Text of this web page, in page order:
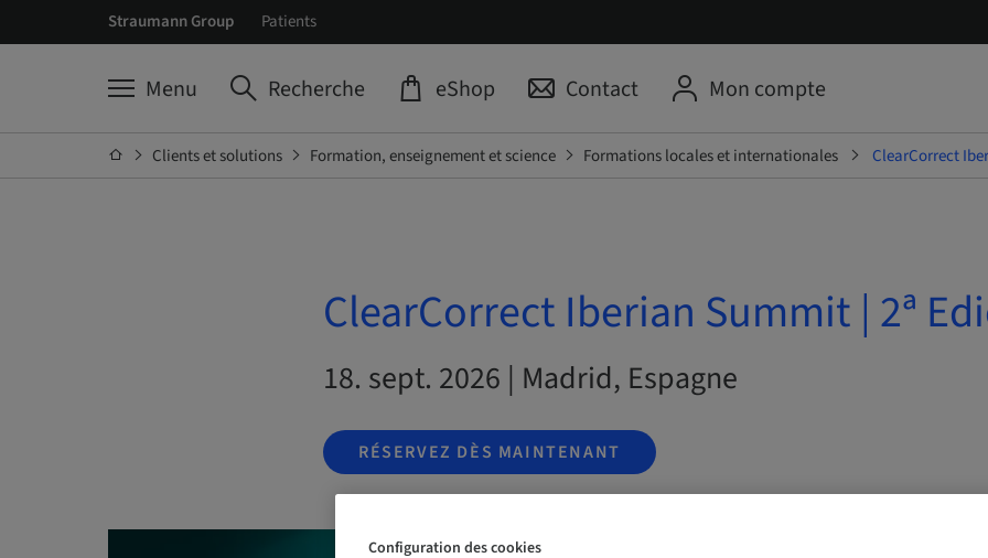
Straumann Group Patients
Menu Recherche eShop Contact Mon compte
Clients et solutions Formation, enseignement et science Formations locales et internationales ClearCorrect
ClearCorrect Iberian Summit | 2ª
18. sept. 2026 | Madrid, Espagne
RÉSERVEZ DÈS MAINTENANT
Configuration des cookies